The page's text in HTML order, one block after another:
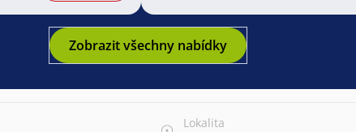
Zobrazit všechny nabídky
Lokalita